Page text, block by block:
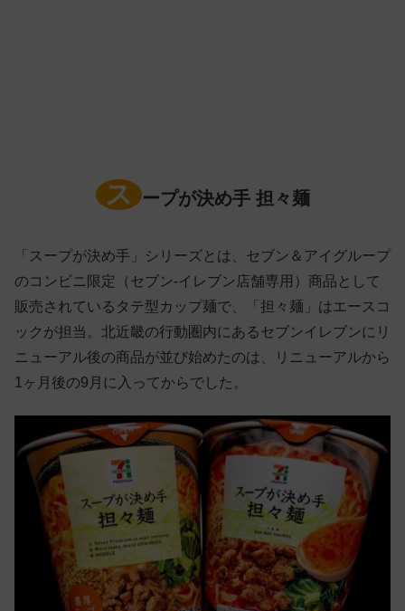
ス ープが決め手 担々麺
「スープが決め手」シリーズとは、セブン＆アイグループ
のコンビニ限定（セブン-イレブン店舗専用）商品として
販売されているタテ型カップ麺で、「担々麺」はエースコ
ックが担当。北近畿の行動圏内にあるセブンイレブンにリ
ニューアル後の商品が並び始めたのは、リニューアルから
1ヶ月後の9月に入ってからでした。